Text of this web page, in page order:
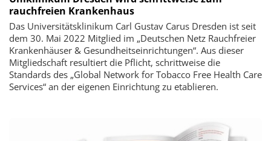
rauchfreien Krankenhaus
Das Universitätsklinikum Carl Gustav Carus Dresden ist seit
dem 30. Mai 2022 Mitglied im „Deutschen Netz Rauchfreier
Krankenhäuser & Gesundheitseinrichtungen“. Aus dieser
Mitgliedschaft resultiert die Pflicht, schrittweise die
Standards des „Global Network for Tobacco Free Health Care
Services“ an der eigenen Einrichtung zu etablieren.